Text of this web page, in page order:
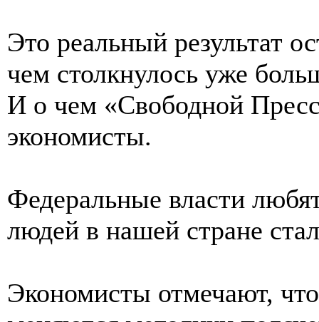
Это реальный результат
чем столкнулось уже
И о чем «Свободной
экономисты.
Федеральные власти
людей в нашей стране
Экономисты отмечают,